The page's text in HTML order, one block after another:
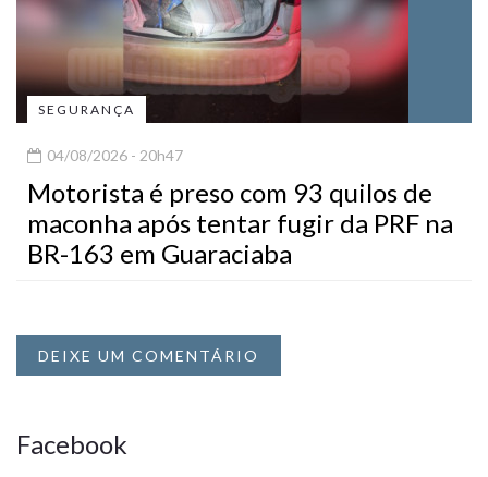
SEGURANÇA
04/08/2026 - 20h47
Motorista é preso com 93 quilos de
maconha após tentar fugir da PRF na
BR-163 em Guaraciaba
DEIXE UM COMENTÁRIO
Facebook